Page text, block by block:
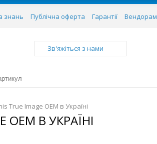
знань Публічна оферта Гарантії Вендорам
Зв'яжіться з нами
True Image OEM в Україні
OEM В УКРАЇНІ